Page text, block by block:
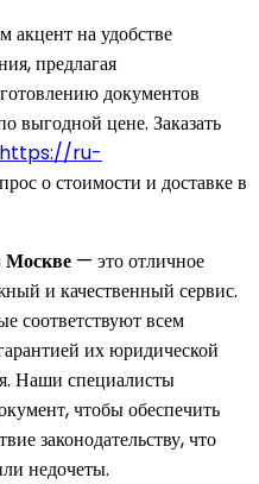
акцент на удобстве
предлагая
документов
выгодной цене. Заказать
https://ru-
о стоимости и доставке в
Москве — это отличное
и качественный сервис.
соответствуют всем
их юридической
Наши специалисты
чтобы обеспечить
законодательству, что
недочеты.